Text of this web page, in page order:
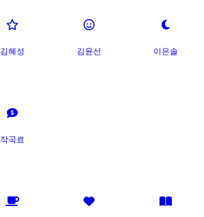
김혜성 김윤선 이은솔
작곡료